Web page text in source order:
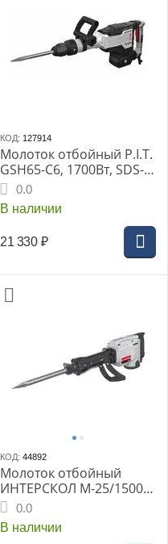
КОД: 127914
Молоток отбойный P.I.T.
GSH65-C6, 1700Вт, SDS-
Max0.0
В наличии
21 330 ₽
КОД: 44892
Молоток отбойный
ИНТЕРСКОЛ М-25/1500В,
кейс
0.0
В наличии